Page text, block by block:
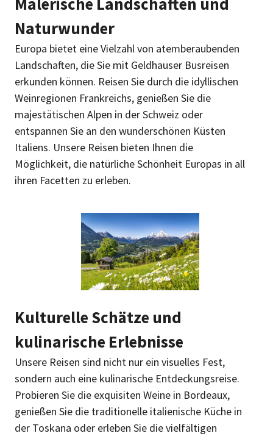
Naturwunder
Europa bietet eine Vielzahl von atemberaubenden
Landschaften, die Sie mit Geldhauser Busreisen
erkunden können. Reisen Sie durch die idyllischen
Weinregionen Frankreichs, genießen Sie die
majestätischen Alpen in der Schweiz oder
entspannen Sie an den wunderschönen Küsten
Italiens. Unsere Reisen bieten Ihnen die
Möglichkeit, die natürliche Schönheit Europas in all
ihren Facetten zu erleben.
Kulturelle Schätze und
kulinarische Erlebnisse
Unsere Reisen sind nicht nur ein visuelles Fest,
sondern auch eine kulinarische Entdeckungsreise.
Probieren Sie die exquisiten Weine in Bordeaux,
genießen Sie die traditionelle italienische Küche in
der Toskana oder erleben Sie die vielfältigen